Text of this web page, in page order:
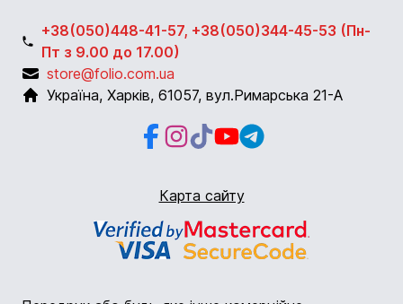
+38(050)448-41-57, +38(050)344-45-53 (Пн-
Пт з 9.00 до 17.00)
store@folio.com.ua
Україна, Харків, 61057, вул.Римарська 21-А
Facebook
Instagram
Instagram
YoutubeTelegram
Карта сайту